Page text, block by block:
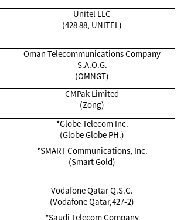
Unitel LLC
(428 88, UNITEL)
Oman Telecommunications Company
S.A.O.G.
(OMNGT)
CMPak Limited
(Zong)
*Globe Telecom Inc.
(Globe Globe PH.)
*SMART Communications, Inc.
(Smart Gold)
Vodafone Qatar Q.S.C.
(Vodafone Qatar,427-2)
*Saudi Telecom Company